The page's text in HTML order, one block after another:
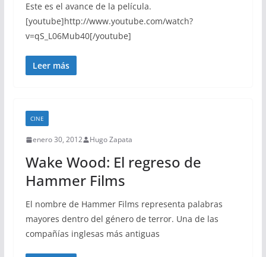
Este es el avance de la película.
[youtube]http://www.youtube.com/watch?
v=qS_L06Mub40[/youtube]
Leer más
CINE
enero 30, 2012 Hugo Zapata
Wake Wood: El regreso de
Hammer Films
El nombre de Hammer Films representa palabras
mayores dentro del género de terror. Una de las
compañías inglesas más antiguas